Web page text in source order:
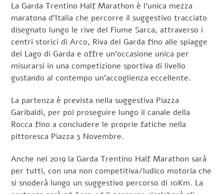
La Garda Trentino Half Marathon è l’unica mezza
maratona d’Italia che percorre il suggestivo tracciato
disegnato lungo le rive del Fiume Sarca, attraverso i
centri storici di Arco, Riva del Garda fino alle spiagge
del Lago di Garda e offre un’occasione unica per
misurarsi in una competizione sportiva di livello
gustando al contempo un’accoglienza eccellente.
La partenza è prevista nella suggestiva Piazza
Garibaldi, per poi proseguire lungo il canale della
Rocca fino a concludere le proprie fatiche nella
pittoresca Piazza 3 Novembre.
Anche nel 2019 la Garda Trentino Half Marathon sarà
per tutti, con una non competitiva/ludico motoria che
si snoderà lungo un suggestivo percorso di 10Km. La